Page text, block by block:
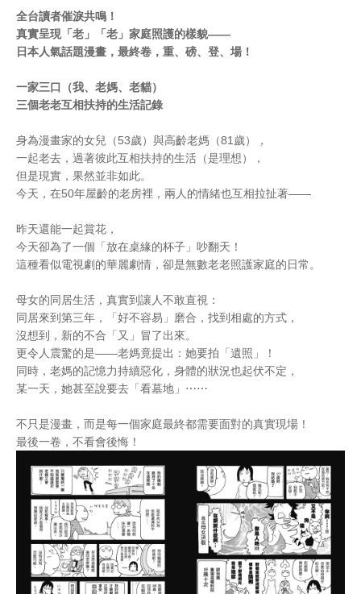
全台讀者催淚共鳴！
真實呈現「老」「老」家庭照護的樣貌——
日本人氣話題漫畫，最終卷，重、磅、登、場！
一家三口（我、老媽、老貓）
三個老老互相扶持的生活記錄
身為漫畫家的女兒（53歲）與高齡老媽（81歲），
一起老去，過著彼此互相扶持的生活（是理想），
但是現實，果然並非如此。
今天，在50年屋齡的老房裡，兩人的情緒也互相拉扯著——
昨天還能一起賞花，
今天卻為了一個「放在桌緣的杯子」吵翻天！
這種看似電視劇的華麗劇情，卻是無數老老照護家庭的日常。
母女的同居生活，真實到讓人不敢直視：
同居來到第三年，「好不容易」磨合，找到相處的方式，
沒想到，新的不合「又」冒了出來。
更令人震驚的是——老媽竟提出：她要拍「遺照」！
同時，老媽的記憶力持續惡化，身體的狀況也起伏不定，
某一天，她甚至說要去「看墓地」⋯⋯
不只是漫畫，而是每一個家庭最終都需要面對的真實現場！
最後一卷，不看會後悔！